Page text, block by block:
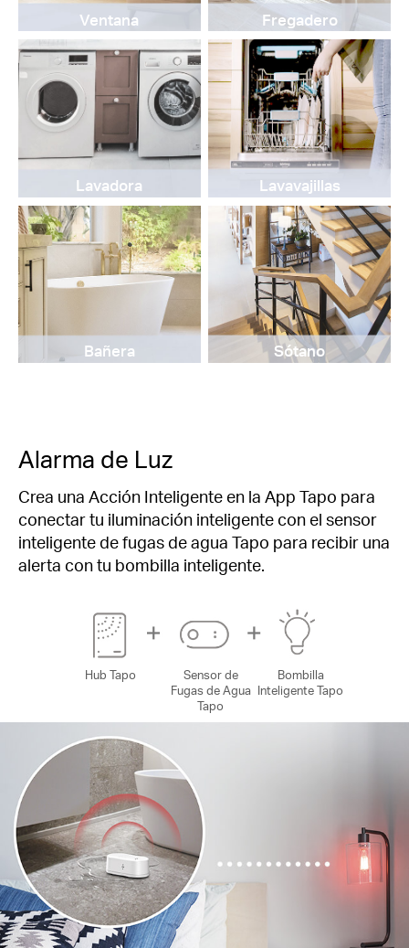
Ventana Fregadero
Lavadora Lavavajillas
Bañera Sótano
Alarma de Luz
Crea una Acción Inteligente en la App Tapo para
conectar tu iluminación inteligente con el sensor
inteligente de fugas de agua Tapo para recibir una
alerta con tu bombilla inteligente.
Hub Tapo
Sensor de
Fugas de Agua
Tapo
Bombilla
Inteligente Tapo